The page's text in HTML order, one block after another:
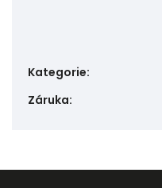
Kategorie:
Záruka: